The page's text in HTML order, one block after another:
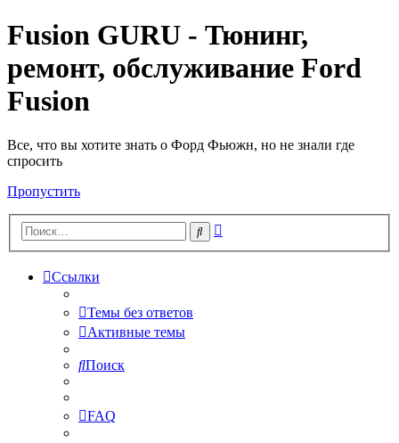
Fusion GURU - Тюнинг,
ремонт, обслуживание Ford
Fusion
Все, что вы хотите знать о Форд Фьюжн, но не знали где
спросить
Пропустить
Поиск
Ссылки
Темы без ответов
Активные темы
Поиск
FAQ